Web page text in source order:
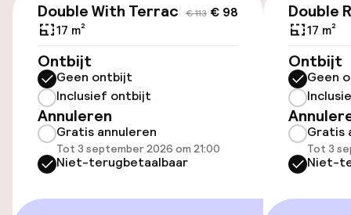
Toegankelijkheid
Lift
Entertainment
Gratis wifi
€ 113 € 98
Double With Terrace
17 m²
Ontbijt
Geen ontbijt
Inclusief ontbijt
Annuleren
Gratis annuleren
Tot 3 september 2026 om 21:00
Niet-terugbetaalbaar
Double
17 m²
Ontbijt
Geen
Gratis
Tot 3
Niet-